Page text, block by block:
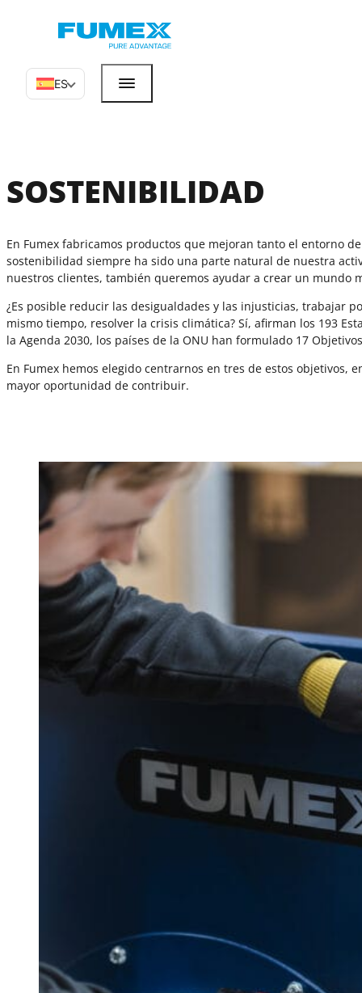
ES
SOSTENIBILIDAD
En Fumex fabricamos productos que mejoran tanto el entorno
sostenibilidad siempre ha sido una parte natural de nuestra
nuestros clientes, también queremos ayudar a crear un mundo
¿Es posible reducir las desigualdades y las injusticias, trabajar
mismo tiempo, resolver la crisis climática? Sí, afirman los 193
la Agenda 2030, los países de la ONU han formulado 17
En Fumex hemos elegido centrarnos en tres de estos objetivos,
mayor oportunidad de contribuir.